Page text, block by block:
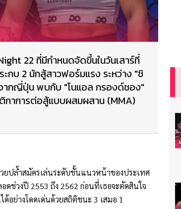
22 ที่มีกำหนดจัดขึ้นในวันเสาร์ที่
กบ 2 นักสู้สาวฟอร์มแรง ระหว่าง "ชิ
ากญี่ปุ่น พบกับ "โนแอล กรองด์ชอง"
กาการต่อสู้แบบผสมผสาน (MMA)
ยปล้ำสมัครเล่นระดับชั้นแนวหน้าของประเทศ
ดช่วงปี 2553 ถึง 2562 ก่อนที่เธอจะตัดสินใจ
อย่างโดดเด่นด้วยสถิติชนะ 3 เสมอ 1